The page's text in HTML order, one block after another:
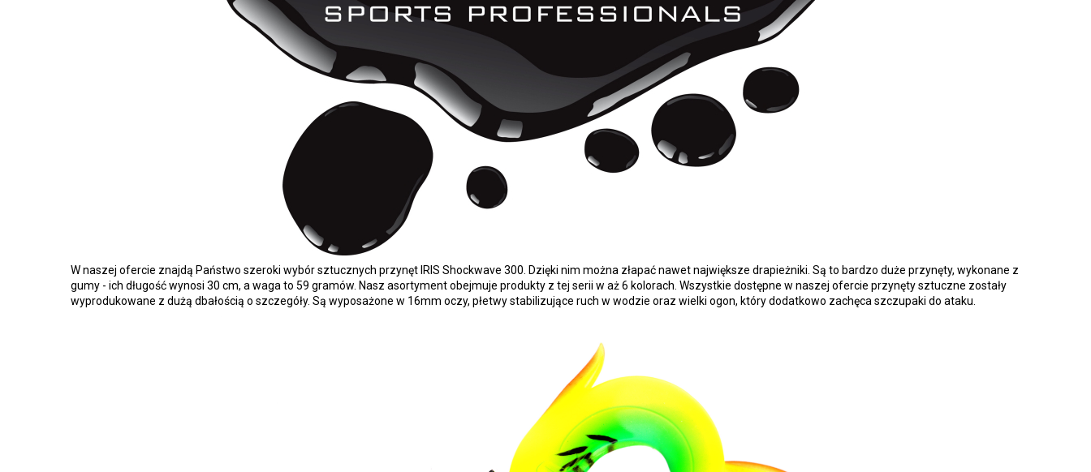
W naszej ofercie znajdą Państwo szeroki wybór sztucznych przynęt IRIS Shockwave 300. Dzięki nim można złapać nawet największe drapieżniki. Są to bardzo duże przynęty, wykonane z
gumy - ich długość wynosi 30 cm, a waga to 59 gramów. Nasz asortyment obejmuje produkty z tej serii w aż 6 kolorach. Wszystkie dostępne w naszej ofercie przynęty sztuczne zostały
wyprodukowane z dużą dbałością o szczegóły. Są wyposażone w 16mm oczy, płetwy stabilizujące ruch w wodzie oraz wielki ogon, który dodatkowo zachęca szczupaki do ataku.